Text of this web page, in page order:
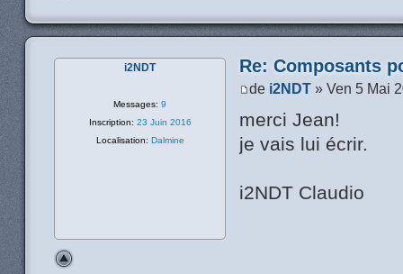
Re: Composants
de i2NDT » Ven 5 Mai
merci Jean!
je vais lui écrir.
i2NDT Claudio
i2NDT
Messages: 9
Inscription: 23 Juin 2016
Localisation: Dalmine